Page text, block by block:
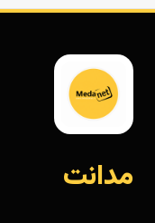
مدانت